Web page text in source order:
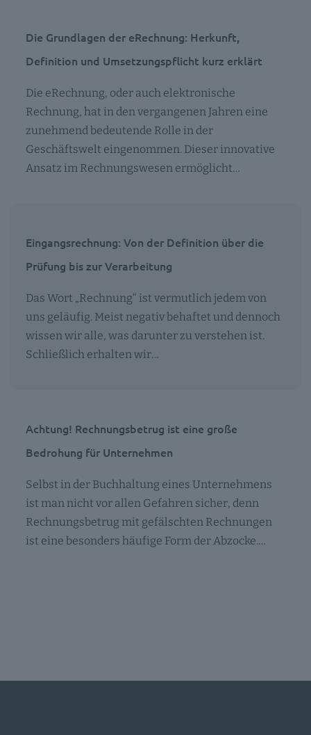
Die Grundlagen der eRechnung: Herkunft,
Definition und Umsetzungspflicht kurz erklärt
Die eRechnung, oder auch elektronische
Rechnung, hat in den vergangenen Jahren eine
zunehmend bedeutende Rolle in der
Geschäftswelt eingenommen. Dieser innovative
Ansatz im Rechnungswesen ermöglicht…
Eingangsrechnung: Von der Definition über die
Prüfung bis zur Verarbeitung
Das Wort „Rechnung“ ist vermutlich jedem von
uns geläufig. Meist negativ behaftet und dennoch
wissen wir alle, was darunter zu verstehen ist.
Schließlich erhalten wir…
Achtung! Rechnungsbetrug ist eine große
Bedrohung für Unternehmen
Selbst in der Buchhaltung eines Unternehmens
ist man nicht vor allen Gefahren sicher, denn
Rechnungsbetrug mit gefälschten Rechnungen
ist eine besonders häufige Form der Abzocke.…